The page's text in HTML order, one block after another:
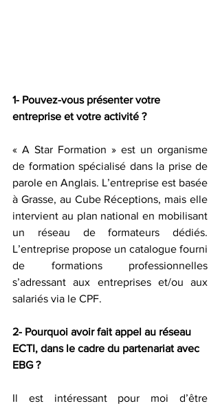
1- Pouvez-vous présenter votre
entreprise et votre activité ?
« A Star Formation » est un organisme
de formation spécialisé dans la prise de
parole en Anglais. L’entreprise est basée
à Grasse, au Cube Réceptions, mais elle
intervient au plan national en mobilisant
un réseau de formateurs dédiés.
L’entreprise propose un catalogue fourni
de formations professionnelles
s’adressant aux entreprises et/ou aux
salariés via le CPF.
2- Pourquoi avoir fait appel au réseau
ECTI, dans le cadre du partenariat avec
EBG ?
Il est intéressant pour moi d’être